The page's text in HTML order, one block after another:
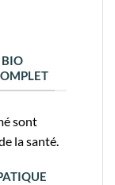
BIO
sont
la santé.